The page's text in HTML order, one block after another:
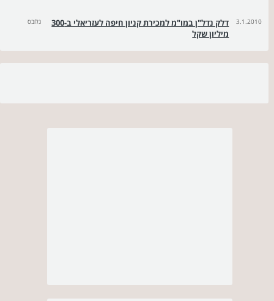
3.1.2010
דלק נדל"ן במו"מ למכירת קניון חיפה לעזריאלי ב-300
מיליון שקל
גלובס